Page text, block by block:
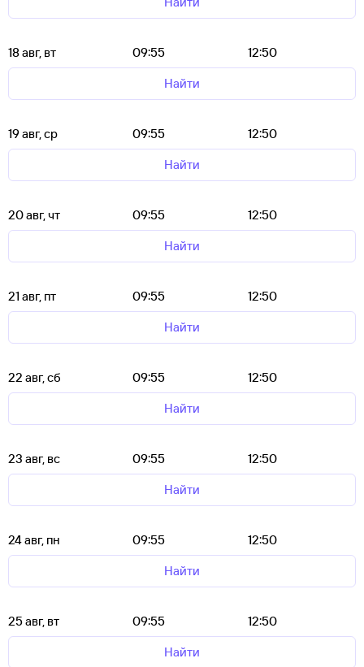
18 авг, вт 09:55
12:50
Найти
19 авг, ср 09:55
12:50
Найти
20 авг, чт 09:55
12:50
Найти
21 авг, пт 09:55
12:50
Найти
22 авг, сб 09:55
12:50
Найти
23 авг, вс 09:55
12:50
Найти
24 авг, пн 09:55
12:50
Найти
25 авг, вт 09:55
12:50
Найти